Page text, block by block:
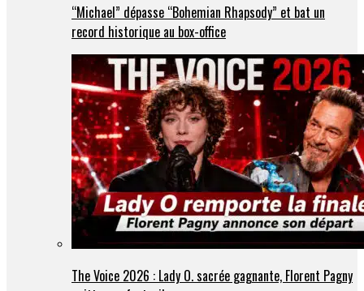
“Michael” dépasse “Bohemian Rhapsody” et bat un
record historique au box-office
The Voice 2026 : Lady O. sacrée gagnante, Florent Pagny